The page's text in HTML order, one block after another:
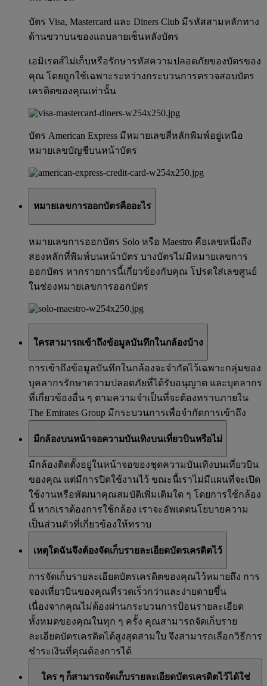
บัตร Visa, Mastercard และ Diners Club มีรหัสสามหลักทาง
ด้านขวาบนของแถบลายเซ็นหลังบัตร
เอมิเรตส์ไม่เก็บหรือรักษารหัสความปลอดภัยของบัตรของ
คุณ โดยถูกใช้เฉพาะระหว่างกระบวนการตรวจสอบบัตร
เครดิตของคุณเท่านั้น
บัตร American Express มีหมายเลขสี่หลักพิมพ์อยู่เหนือ
หมายเลขบัญชีบนหน้าบัตร
หมายเลขการออกบัตรคืออะไร
หมายเลขการออกบัตร Solo หรือ Maestro คือเลขหนึ่งถึง
สองหลักที่พิมพ์บนหน้าบัตร บางบัตรไม่มีหมายเลขการ
ออกบัตร หากรายการนี้เกี่ยวข้องกับคุณ โปรดใส่เลขศูนย์
ในช่องหมายเลขการออกบัตร
ใครสามารถเข้าถึงข้อมูลบันทึกในกล้องบ้าง
การเข้าถึงข้อมูลบันทึกในกล้องจะจำกัดไว้เฉพาะกลุ่มของ
บุคลากรรักษาความปลอดภัยที่ได้รับอนุญาต และบุคลากร
ที่เกี่ยวข้องอื่น ๆ ตามความจำเป็นที่จะต้องทราบภายใน
The Emirates Group มีกระบวนการเพื่อจำกัดการเข้าถึง
มีกล้องบนหน้าจอความบันเทิงบนเที่ยวบินหรือไม่
มีกล้องติดตั้งอยู่ในหน้าจอของชุดความบันเทิงบนเที่ยวบิน
ของคุณ แต่มีการปิดใช้งานไว้ ขณะนี้เราไม่มีแผนที่จะเปิด
ใช้งานหรือพัฒนาคุณสมบัติเพิ่มเติมใด ๆ โดยการใช้กล้อง
นี้ หากเราต้องการใช้กล้อง เราจะอัพเดตนโยบายความ
เป็นส่วนตัวที่เกี่ยวข้องให้ทราบ
เหตุใดฉันจึงต้องจัดเก็บรายละเอียดบัตรเครดิตไว้
การจัดเก็บรายละเอียดบัตรเครดิตของคุณไว้หมายถึง การ
จองเที่ยวบินของคุณที่รวดเร็วกว่าและง่ายดายขึ้น
เนื่องจากคุณไม่ต้องผ่านกระบวนการป้อนรายละเอียด
ทั้งหมดของคุณในทุก ๆ ครั้ง คุณสามารถจัดเก็บราย
ละเอียดบัตรเครดิตได้สูงสุดสามใบ จึงสามารถเลือกวิธีการ
ชำระเงินที่คุณต้องการได้
ใคร ๆ ก็สามารถจัดเก็บรายละเอียดบัตรเครดิตไว้ได้ใช่